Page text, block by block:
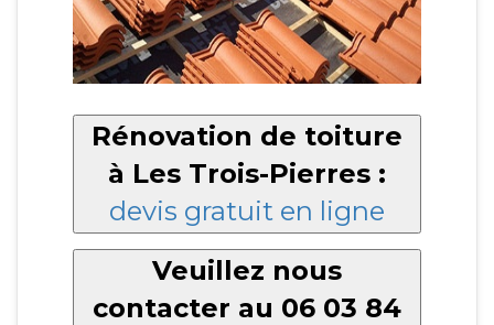
Rénovation de toiture
à Les Trois-Pierres :
devis gratuit en ligne
Veuillez nous
contacter au 06 03 84